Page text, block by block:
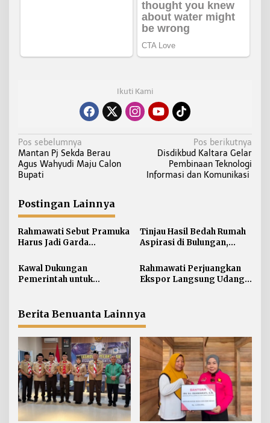
Ikuti Kami
N
a
v
g
a
s
i
o
Pos sebelumnya
Mantan Pj Sekda Berau
Agus Wahyudi Maju Calon
Bupati
Pos berikutnya
Disdikbud Kaltara Gelar
Pembinaan Teknologi
Informasi dan Komunikasi
Postingan Lainnya
Rahmawati Sebut Pramuka
Harus Jadi Garda
Generasi Perbatasan dari
Narkoba
Tinjau Hasil Bedah Rumah
Aspirasi di Bulungan,
Bantuan Penyelesaian
Pintu dan Jendela
Kawal Dukungan
Pemerintah untuk
Petani di Desa Gunung
Putih
Rahmawati Perjuangkan
Ekspor Langsung Udang
Berita Benuanta Lainnya